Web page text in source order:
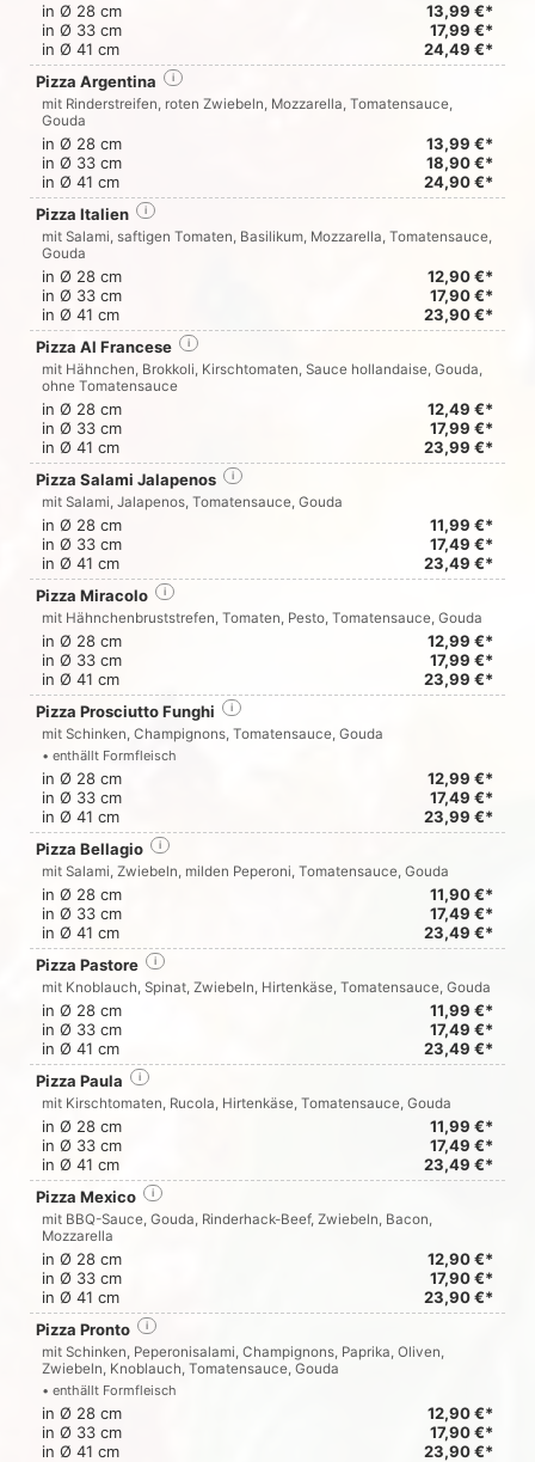
in Ø 28 cm
13,99 €*
in Ø 33 cm
17,99 €*
in Ø 41 cm
24,49 €*
Pizza Argentina
i
mit Rinderstreifen, roten Zwiebeln, Mozzarella, Tomatensauce,
Gouda
in Ø 28 cm
13,99 €*
in Ø 33 cm
18,90 €*
in Ø 41 cm
24,90 €*
Pizza Italien
i
mit Salami, saftigen Tomaten, Basilikum, Mozzarella, Tomatensauce,
Gouda
in Ø 28 cm
12,90 €*
in Ø 33 cm
17,90 €*
in Ø 41 cm
23,90 €*
Pizza Al Francese
i
mit Hähnchen, Brokkoli, Kirschtomaten, Sauce hollandaise, Gouda,
ohne Tomatensauce
in Ø 28 cm
12,49 €*
in Ø 33 cm
17,99 €*
in Ø 41 cm
23,99 €*
Pizza Salami Jalapenos
i
mit Salami, Jalapenos, Tomatensauce, Gouda
in Ø 28 cm
11,99 €*
in Ø 33 cm
17,49 €*
in Ø 41 cm
23,49 €*
Pizza Miracolo
i
mit Hähnchenbruststrefen, Tomaten, Pesto, Tomatensauce, Gouda
in Ø 28 cm
12,99 €*
in Ø 33 cm
17,99 €*
in Ø 41 cm
23,99 €*
Pizza Prosciutto Funghi
i
mit Schinken, Champignons, Tomatensauce, Gouda
• enthällt Formfleisch
in Ø 28 cm
12,99 €*
in Ø 33 cm
17,49 €*
in Ø 41 cm
23,99 €*
Pizza Bellagio
i
mit Salami, Zwiebeln, milden Peperoni, Tomatensauce, Gouda
in Ø 28 cm
11,90 €*
in Ø 33 cm
17,49 €*
in Ø 41 cm
23,49 €*
Pizza Pastore
i
mit Knoblauch, Spinat, Zwiebeln, Hirtenkäse, Tomatensauce, Gouda
in Ø 28 cm
11,99 €*
in Ø 33 cm
17,49 €*
in Ø 41 cm
23,49 €*
Pizza Paula
i
mit Kirschtomaten, Rucola, Hirtenkäse, Tomatensauce, Gouda
in Ø 28 cm
11,99 €*
in Ø 33 cm
17,49 €*
in Ø 41 cm
23,49 €*
Pizza Mexico
i
mit BBQ-Sauce, Gouda, Rinderhack-Beef, Zwiebeln, Bacon,
Mozzarella
in Ø 28 cm
12,90 €*
in Ø 33 cm
17,90 €*
in Ø 41 cm
23,90 €*
Pizza Pronto
i
mit Schinken, Peperonisalami, Champignons, Paprika, Oliven,
Zwiebeln, Knoblauch, Tomatensauce, Gouda
• enthällt Formfleisch
in Ø 28 cm
12,90 €*
in Ø 33 cm
17,90 €*
in Ø 41 cm
23,90 €*